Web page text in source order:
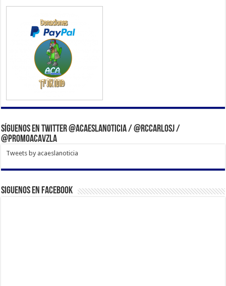
Síguenos en Twitter @acaeslanoticia / @rccarlosj /
@PromoACAVzla
Tweets by acaeslanoticia
Siguenos en Facebook